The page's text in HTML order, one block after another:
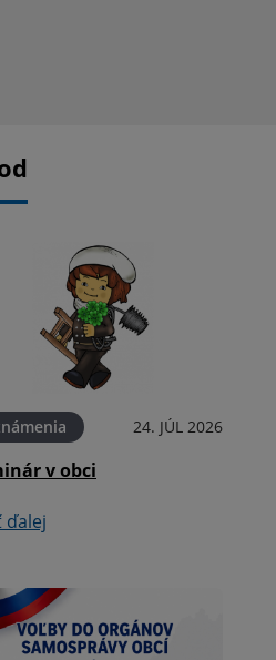
24. JÚL 2026
v obci
ďalej